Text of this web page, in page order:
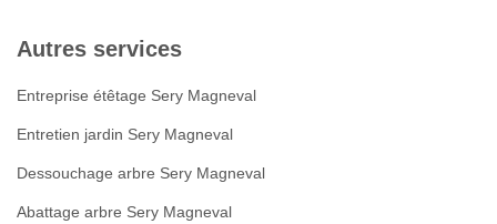
Autres services
Entreprise étêtage Sery Magneval
Entretien jardin Sery Magneval
Dessouchage arbre Sery Magneval
Abattage arbre Sery Magneval